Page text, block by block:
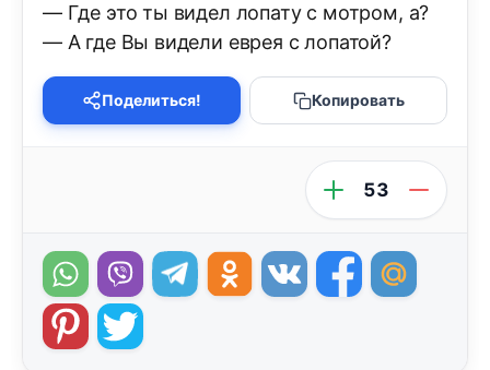
— Где это ты видел лопату с мотром, а?
— А где Вы видели еврея с лопатой?
Поделиться! Копировать
53